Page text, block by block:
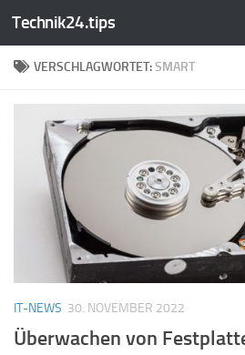
Zum Inhalt springen
Technik24.tips
VERSCHLAGWORTET:SMART
IT-NEWS 30. NOVEMBER 2022
Überwachen von